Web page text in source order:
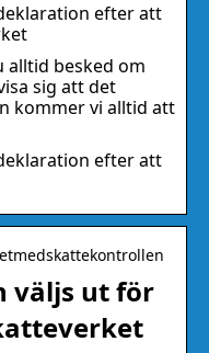
efter att
alltid besked om
sig att det
kommer vi alltid att
efter att
väljs ut för